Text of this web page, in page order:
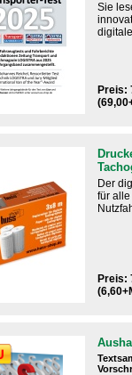
Sie
Preis:
Der
für
Preis: